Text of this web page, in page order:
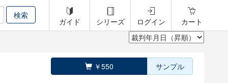
ガイド シリーズ ログイン カート
￥550 サンプル